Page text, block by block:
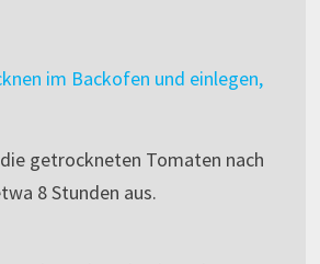
getrockneten Tomaten nach
8 Stunden aus.